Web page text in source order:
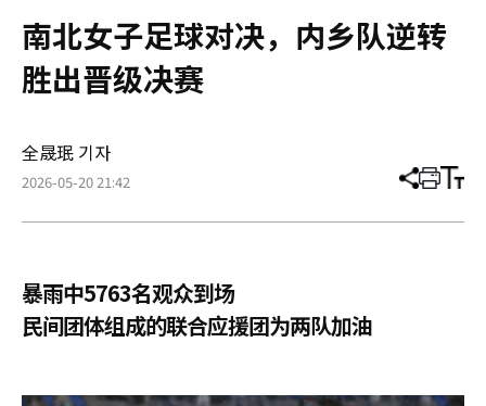
南北女子足球对决，内乡队逆转
胜出晋级决赛
全晟珉 기자
2026-05-20 21:42 分
章
打 调
小
暴雨中5763名观众到场
民间团体组成的联合应援团为两队加油